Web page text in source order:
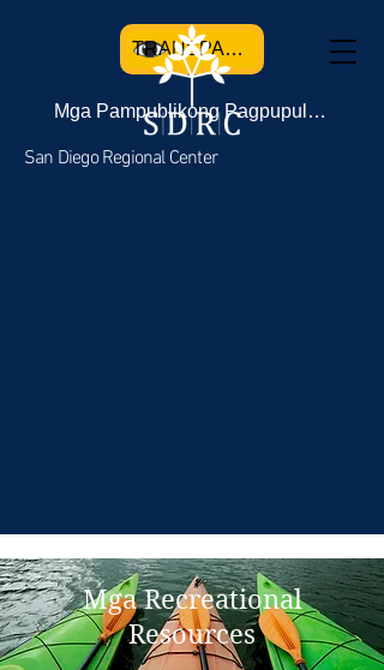
TRANSPARENCY
Mga Pampublikong Pagpupulong
San Diego Regional Center
Mga Recreational
Resources